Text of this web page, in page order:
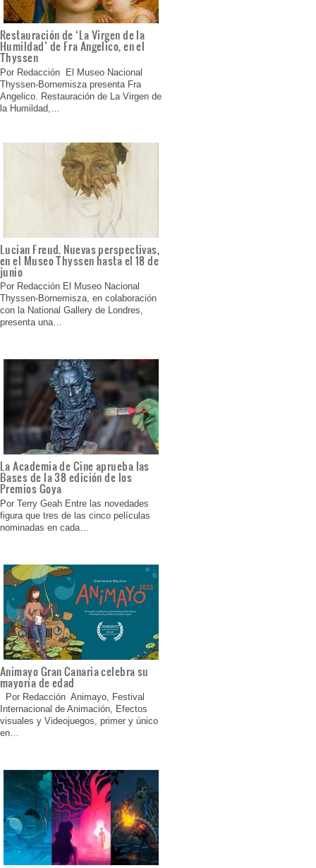
Restauración de ‘La Virgen de la
Humildad’ de Fra Angelico, en el
Thyssen
Por Redacción El Museo Nacional
Thyssen-Bornemisza presenta Fra
Angelico. Restauración de La Virgen de
la Humildad,…
Lucian Freud. Nuevas perspectivas,
en el Museo Thyssen hasta el 18 de
junio
Por Redacción El Museo Nacional
Thyssen-Bornemisza, en colaboración
con la National Gallery de Londres,
presenta una…
La Academia de Cine aprueba las
Bases de la 38 edición de los
Premios Goya
Por Terry Geah Entre las novedades
figura que tres de las cinco películas
nominadas en cada…
Animayo Gran Canaria celebra su
mayoría de edad
Por Redacción Animayo, Festival
Internacional de Animación, Efectos
visuales y Videojuegos, primer y único
en…